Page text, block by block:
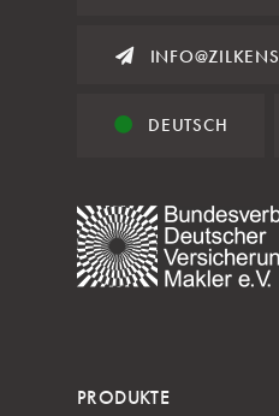
DEUTSCH
PRODUKTE